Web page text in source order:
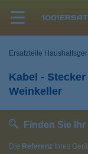
Ersatzteile
Kabel -
Weinkeller
Finden Sie
Die Referenz Ihres